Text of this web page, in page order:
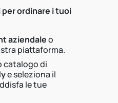
ordinare i tuoi
aziendaleo
piattaforma.
catalogo di
e seleziona il
le tue